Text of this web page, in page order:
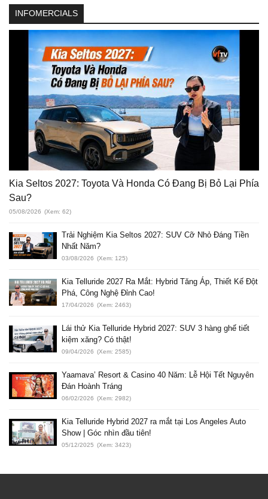
INFOMERCIALS
Kia Seltos 2027: Toyota Và Honda Có Đang Bị Bỏ Lại Phía
Sau?
05/08/2026 (Xem: 62)
Trải Nghiệm Kia Seltos 2027: SUV Cỡ Nhỏ Đáng Tiền
Nhất Năm?
03/08/2026 (Xem: 125)
Kia Telluride 2027 Ra Mắt: Hybrid Tăng Áp, Thiết Kế Đột
Phá, Công Nghệ Đỉnh Cao!
17/04/2026 (Xem: 2463)
Lái thử Kia Telluride Hybrid 2027: SUV 3 hàng ghế tiết
kiệm xăng? Có thật!
09/04/2026 (Xem: 2585)
Yaamava’ Resort & Casino 40 Năm: Lễ Hội Tết Nguyên
Đán Hoành Tráng
06/02/2026 (Xem: 2982)
Kia Telluride Hybrid 2027 ra mắt tại Los Angeles Auto
Show | Góc nhìn đầu tiên!
05/12/2025 (Xem: 3423)